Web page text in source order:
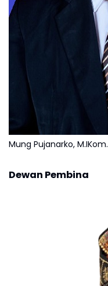
Mung Pujanarko, M.IKom.
Dewan Pembina